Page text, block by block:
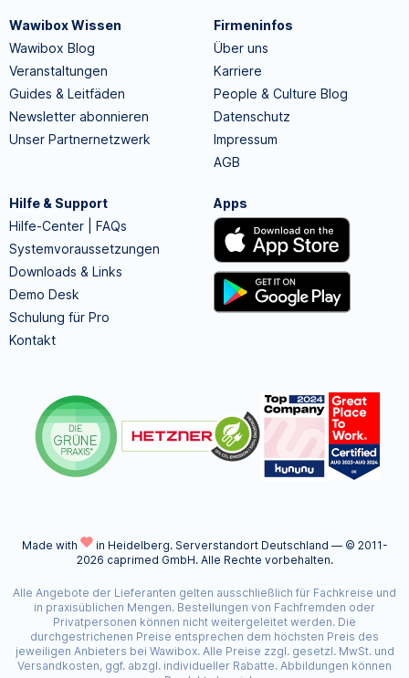
Wawibox Wissen
Wawibox Blog
Veranstaltungen
Guides & Leitfäden
Newsletter abonnieren
Unser Partnernetzwerk
Firmeninfos
Über uns
Karriere
People & Culture Blog
Datenschutz
Impressum
AGB
Hilfe & Support
Hilfe-Center | FAQs
Systemvoraussetzungen
Downloads & Links
Demo Desk
Schulung für Pro
Kontakt
Apps
Made with in Heidelberg. Serverstandort Deutschland — © 2011-
2026 caprimed GmbH. Alle Rechte vorbehalten.
Alle Angebote der Lieferanten gelten ausschließlich für Fachkreise und
in praxisüblichen Mengen. Bestellungen von Fachfremden oder
Privatpersonen können nicht weitergeleitet werden. Die
durchgestrichenen Preise entsprechen dem höchsten Preis des
jeweiligen Anbieters bei Wawibox. Alle Preise zzgl. gesetzl. MwSt. und
Versandkosten, ggf. abzgl. individueller Rabatte. Abbildungen können